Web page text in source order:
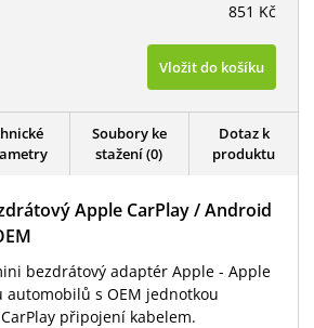
851 Kč
Vložit do košíku
Soubory ke
stažení (0)
Dotaz k
produktu
Apple CarPlay / Android
bezdrátový adaptér Apple - Apple
automobilů s OEM jednotkou
připojení kabelem.